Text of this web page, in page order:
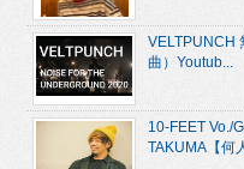
VELTPUNCH
曲）Youtub...
10-FEET Vo./
TAKUMA【何